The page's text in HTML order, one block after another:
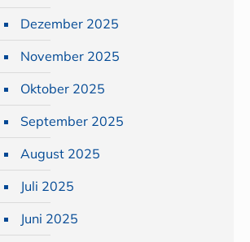
Dezember 2025
November 2025
Oktober 2025
September 2025
August 2025
Juli 2025
Juni 2025